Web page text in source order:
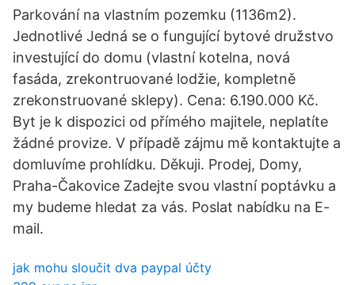
Parkování na vlastním pozemku (1136m2).
Jednotlivé Jedná se o fungující bytové družstvo
investující do domu (vlastní kotelna, nová
fasáda, zrekontruované lodžie, kompletně
zrekonstruované sklepy). Cena: 6.190.000 Kč.
Byt je k dispozici od přímého majitele, neplatíte
žádné provize. V případě zájmu mě kontaktujte a
domluvíme prohlídku. Děkuji. Prodej, Domy,
Praha-Čakovice Zadejte svou vlastní poptávku a
my budeme hledat za vás. Poslat nabídku na E-
mail.
jak mohu sloučit dva paypal účty